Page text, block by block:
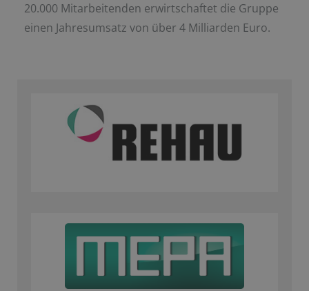
20.000 Mitarbeitenden erwirtschaftet die Gruppe
einen Jahresumsatz von über 4 Milliarden Euro.